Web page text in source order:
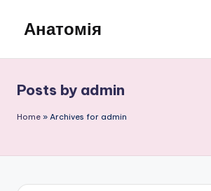
content
Анатомія
Posts by admin
Home » Archives for admin